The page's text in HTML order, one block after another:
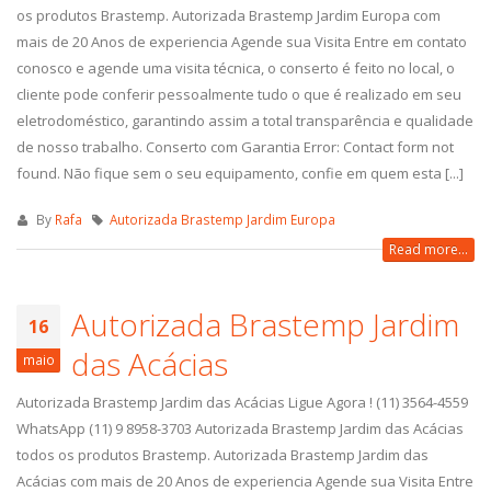
os produtos Brastemp. Autorizada Brastemp Jardim Europa com
mais de 20 Anos de experiencia Agende sua Visita Entre em contato
conosco e agende uma visita técnica, o conserto é feito no local, o
cliente pode conferir pessoalmente tudo o que é realizado em seu
eletrodoméstico, garantindo assim a total transparência e qualidade
de nosso trabalho. Conserto com Garantia Error: Contact form not
found. Não fique sem o seu equipamento, confie em quem esta [...]
By Rafa Autorizada Brastemp Jardim Europa
Read more...
16
maio
Autorizada Brastemp Jardim
das Acácias
Autorizada Brastemp Jardim das Acácias Ligue Agora ! (11) 3564-4559
WhatsApp (11) 9 8958-3703 Autorizada Brastemp Jardim das Acácias
todos os produtos Brastemp. Autorizada Brastemp Jardim das
Acácias com mais de 20 Anos de experiencia Agende sua Visita Entre